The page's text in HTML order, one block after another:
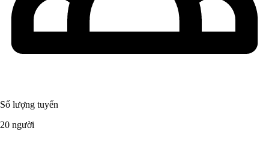
Số lượng tuyển
20 người